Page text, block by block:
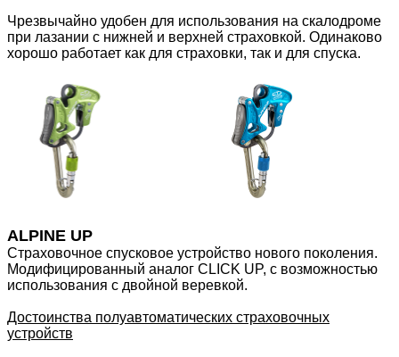
Чрезвычайно удобен для использования на скалодроме
при лазании с нижней и верхней страховкой. Одинаково
хорошо работает как для страховки, так и для спуска.
ALPINE UP
Страховочное спусковое устройство нового поколения.
Модифицированный аналог CLICK UP, с возможностью
использования с двойной веревкой.
Достоинства полуавтоматических страховочных
устройств